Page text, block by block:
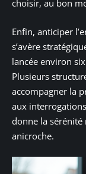
choisir, au bon
Enfin, anticiper
s’avère
lancée environ
Plusieurs
accompagner la
aux
donne la sérénité
anicroche.